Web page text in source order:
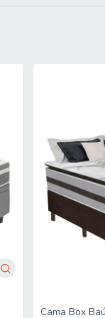
D33
Revestimento
em tecido
por espuma
agregando
em EPS
eucalipto
Cama Box